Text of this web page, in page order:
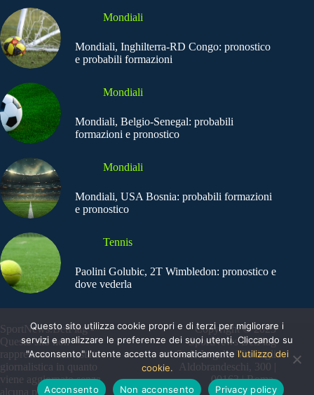
Mondiali
Mondiali, Inghilterra-RD Congo: pronostico
e probabili formazioni
Mondiali
Mondiali, Belgio-Senegal: probabili
formazioni e pronostico
Mondiali
Mondiali, USA Bosnia: probabili formazioni
e pronostico
Tennis
Paolini Golubic, 2T Wimbledon: pronostico e
dove vederla
SportNews.BetFlag -
Questo sito non
rappresenta una testata
giornalistica in quanto
viene aggiornato senza
alcuna periodicità
Copyright © 2025
SportNews BetFlag
Sede Legale: Via degli
Aldobrandeschi, 300 |
00163 | Roma
Questo sito utilizza cookie propri e di terzi per migliorare i
servizi e analizzare le preferenze dei suoi utenti. Cliccando su
"Acconsento" l'utente accetta automaticamente l'utilizzo dei
cookie.
Acconsento
Non acconsento Privacy policy